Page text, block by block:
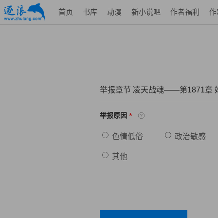
首页 书库 动漫 新小说吧 作者福利 作
举报章节 凌天战魂——第1871章
举报原因 *
色情低俗 政治敏感
其他